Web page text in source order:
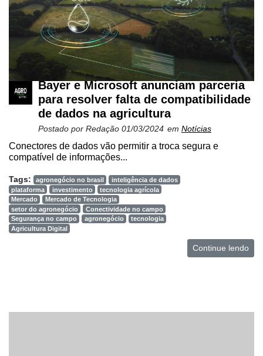
Bayer e Microsoft anunciam parceria
para resolver falta de compatibilidade
de dados na agricultura
Postado por Redação 01/03/2024 em Notícias
Conectores de dados vão permitir a troca segura e
compatível de informações...
Tags: agronegócio no brasil
inteligência de dados
plataforma
investimento
tecnologia agrícola
Mercado
Mercado de Tecnologia
setor do agronegócio
Conectividade no campo
Segurança no campo
agronegócio
tecnologia
Agricultura Digital
Continue lendo